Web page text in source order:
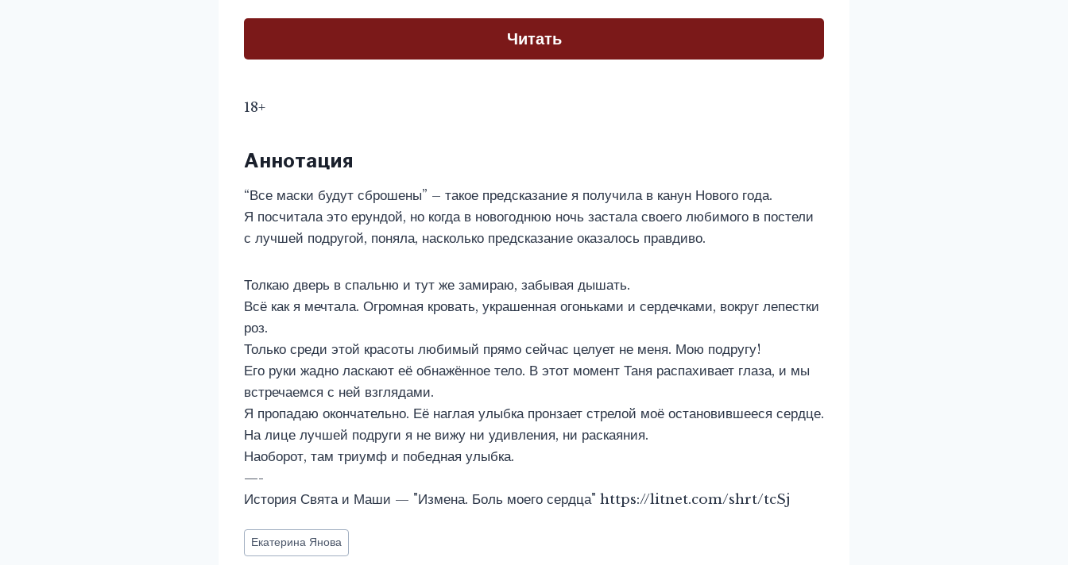
Читать
18+
Аннотация
“Все маски будут сброшены” – такое предсказание я получила в канун Нового года.
Я посчитала это ерундой, но когда в новогоднюю ночь застала своего любимого в постели
с лучшей подругой, поняла, насколько предсказание оказалось правдиво.
Толкаю дверь в спальню и тут же замираю, забывая дышать.
Всё как я мечтала. Огромная кровать, украшенная огоньками и сердечками, вокруг лепестки
роз.
Только среди этой красоты любимый прямо сейчас целует не меня. Мою подругу!
Его руки жадно ласкают её обнажённое тело. В этот момент Таня распахивает глаза, и мы
встречаемся с ней взглядами.
Я пропадаю окончательно. Её наглая улыбка пронзает стрелой моё остановившееся сердце.
На лице лучшей подруги я не вижу ни удивления, ни раскаяния.
Наоборот, там триумф и победная улыбка.
—-
История Свята и Маши — "Измена. Боль моего сердца" https://litnet.com/shrt/tcSj
Метки
записи:
Екатерина Янова